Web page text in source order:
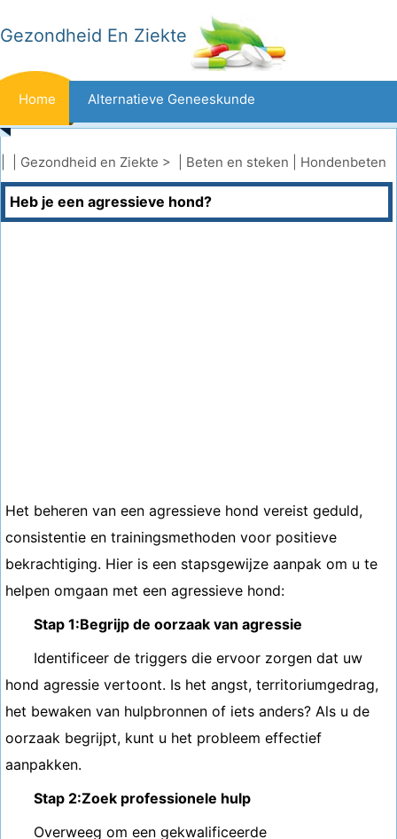
Gezondheid En Ziekte
Home Alternatieve Geneeskunde
Beten En Steken Kanker
Aandoeningen En Behandelingen
Gezondheid en Ziekte > | Beten en steken Hondenbeten
Heb je een agressieve hond?
Het beheren van een agressieve hond vereist geduld,
consistentie en trainingsmethoden voor positieve
bekrachtiging. Hier is een stapsgewijze aanpak om u te
helpen omgaan met een agressieve hond:
Stap 1:Begrijp de oorzaak van agressie
Identificeer de triggers die ervoor zorgen dat uw
hond agressie vertoont. Is het angst, territoriumgedrag,
het bewaken van hulpbronnen of iets anders? Als u de
oorzaak begrijpt, kunt u het probleem effectief
aanpakken.
Stap 2:Zoek professionele hulp
Overweeg om een ​​gekwalificeerde